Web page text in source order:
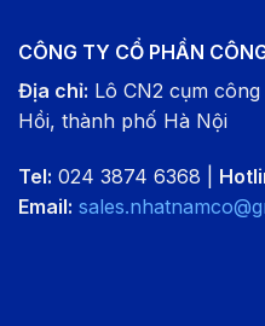
CÔNG TY CỔ PHẦN
Địa chỉ: Lô CN2 cụm
Hồi, thành phố Hà Nội
Tel: 024 3874 6368 |
Email: